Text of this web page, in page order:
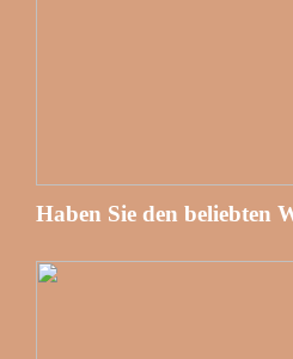
Haben Sie den beliebten